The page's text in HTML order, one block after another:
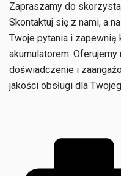
Zapraszamy do
Skontaktuj się z nami, a
Twoje pytania i
akumulatorem.
doświadczenie i
jakości obsługi dla